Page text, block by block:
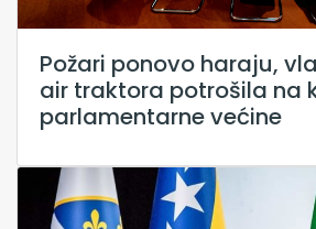
Požari ponovo haraju,
air traktora potrošila na
parlamentarne većine